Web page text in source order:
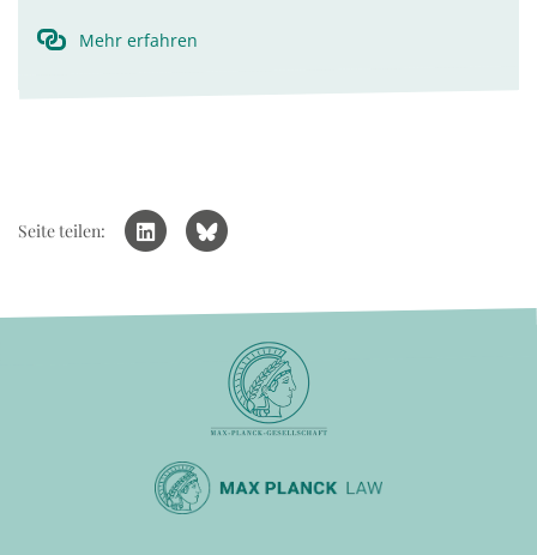
Mehr erfahren
Seite teilen: